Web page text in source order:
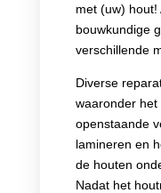
met (uw) hout!
bouwkundige
verschillende
Diverse
waaronder het
openstaande
lamineren en
de houten
Nadat het